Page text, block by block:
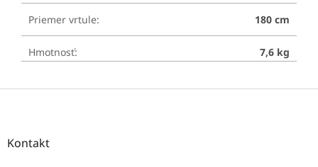
Priemer vrtule: 180 cm
Hmotnosť: 7,6 kg
Z
Kontakt